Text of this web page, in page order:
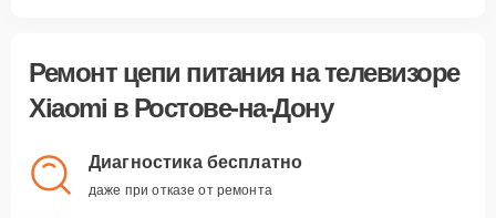
Ремонт цепи питанияна телевизоре
Xiaomi в Ростове-на-Дону
Диагностика бесплатно
даже при отказе от ремонта